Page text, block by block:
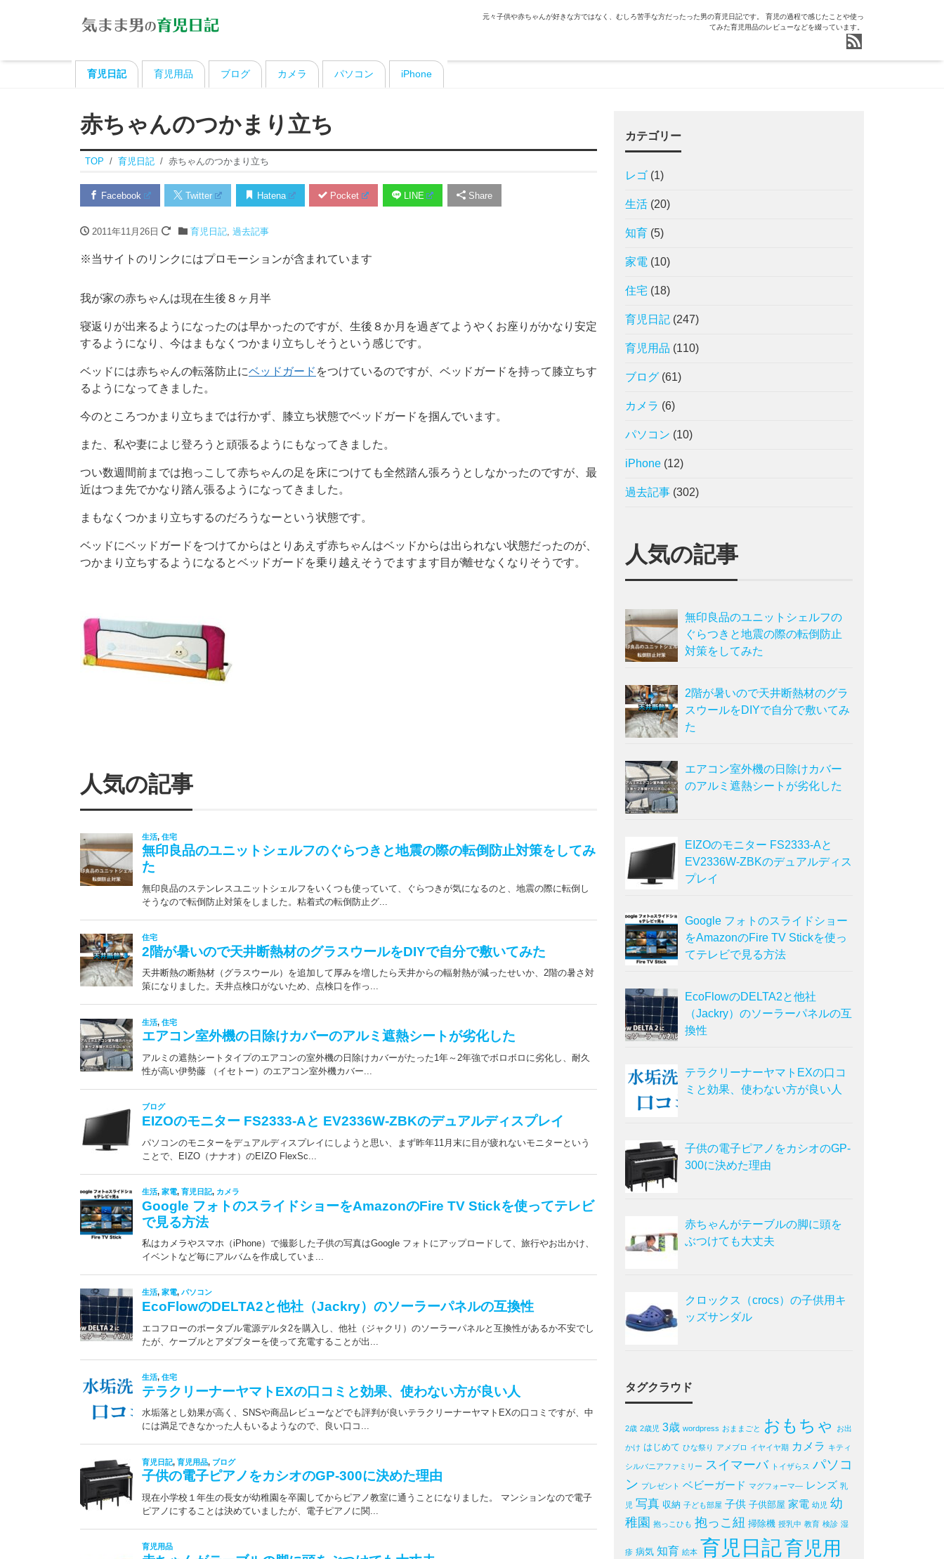
元々子供や赤ちゃんが好きな方ではなく、むしろ苦手な方だったった男の育児日記です。 育児の過程で感じたことや使っ
てみた育児用品のレビューなどを綴っています。
育児日記 育児用品 ブログ カメラ パソコン iPhone
赤ちゃんのつかまり立ち
TOP 育児日記 赤ちゃんのつかまり立ち
Facebook Twitter Hatena Pocket LINE Share
2011年11月26日 育児日記, 過去記事
※当サイトのリンクにはプロモーションが含まれています
我が家の赤ちゃんは現在生後８ヶ月半
寝返りが出来るようになったのは早かったのですが、生後８か月を過ぎてようやくお座りがかなり安定
するようになり、今はまもなくつかまり立ちしそうという感じです。
ベッドには赤ちゃんの転落防止にベッドガード をつけているのですが、ベッドガードを持って膝立ちす
るようになってきました。
今のところつかまり立ちまでは行かず、膝立ち状態でベッドガードを掴んでいます。
また、私や妻によじ登ろうと頑張るようにもなってきました。
つい数週間前までは抱っこして赤ちゃんの足を床につけても全然踏ん張ろうとしなかったのですが、最
近はつま先でかなり踏ん張るようになってきました。
まもなくつかまり立ちするのだろうなーという状態です。
ベッドにベッドガードをつけてからはとりあえず赤ちゃんはベッドからは出られない状態だったのが、
つかまり立ちするようになるとベッドガードを乗り越えそうでますます目が離せなくなりそうです。
人気の記事
カテゴリー
レゴ (1)
生活 (20)
知育 (5)
家電 (10)
住宅 (18)
育児日記 (247)
育児用品 (110)
ブログ (61)
カメラ (6)
パソコン (10)
iPhone (12)
過去記事 (302)
人気の記事
無印良品のユニットシェルフの
ぐらつきと地震の際の転倒防止
対策をしてみた
2階が暑いので天井断熱材のグラ
スウールをDIYで自分で敷いてみ
た
エアコン室外機の日除けカバー
のアルミ遮熱シートが劣化した
EIZOのモニター FS2333-Aと
EV2336W-ZBKのデュアルディス
プレイ
Google フォトのスライドショー
をAmazonのFire TV Stickを使っ
てテレビで見る方法
EcoFlowのDELTA2と他社
（Jackry）のソーラーパネルの互
換性
テラクリーナーヤマトEXの口コ
ミと効果、使わない方が良い人
子供の電子ピアノをカシオのGP-
300に決めた理由
赤ちゃんがテーブルの脚に頭を
ぶつけても大丈夫
クロックス（crocs）の子供用キ
ッズサンダル
タグクラウド
2歳 2歳児 3歳 wordpress おままごと おもちゃ お出
かけ はじめて ひな祭り アメブロ イヤイヤ期 カメラ キティ
シルバニアファミリー スイマーバ トイザらス パソコ
ン プレゼント ベビーガード マグフォーマ― レンズ 乳
児 写真 収納 子ども部屋 子供 子供部屋 家電 幼児 幼
稚園 抱っこひも 抱っこ紐 掃除機 授乳中 教育 検診 湿
疹 病気 知育 絵本 育児日記育児用